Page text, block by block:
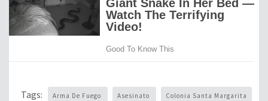
Tags: Arma De Fuego Asesinato Colonia Santa Margarita